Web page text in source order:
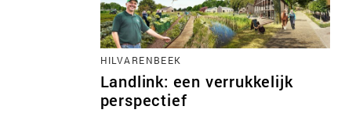
HILVARENBEEK
Landlink: een verrukkelijk
perspectief